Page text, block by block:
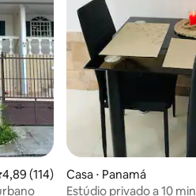
de uma avaliação média de 5,
4,89 (114)
Casa ⋅ Panamá
Estúdio privado a 10